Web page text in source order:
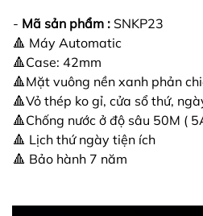
- Mã sản phẩm : SNKP23
🔺 Máy Automatic
🔺Case: 42mm
🔺Mặt vuông nền xanh phản
🔺Vỏ thép ko gỉ, cửa sổ thứ,
🔺Chống nước ở độ sâu 50M (
🔺 Lịch thứ ngày tiện ích
🔺 Bảo hành 7 năm